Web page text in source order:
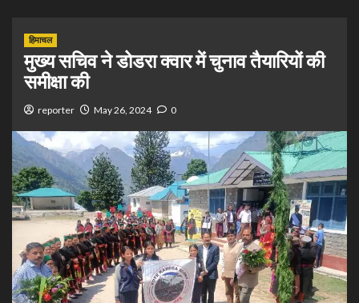
हिमाचल
मुख्य सचिव ने डोडरा क्वार में चुनाव तैयारियों की
समीक्षा की
reporter May 26, 2024 0